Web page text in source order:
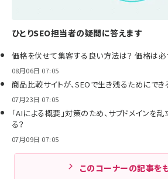
ひとりSEO担当者の疑問に答えます
価格を伏せて集客する良い方法は？ 価格は必
08月06日 07:05
商品比較サイトが、SEOで生き残るためにでき
07月23日 07:05
「AIによる概要」対策のため、サブドメインを
る？
07月09日 07:05
このコーナーの記事を